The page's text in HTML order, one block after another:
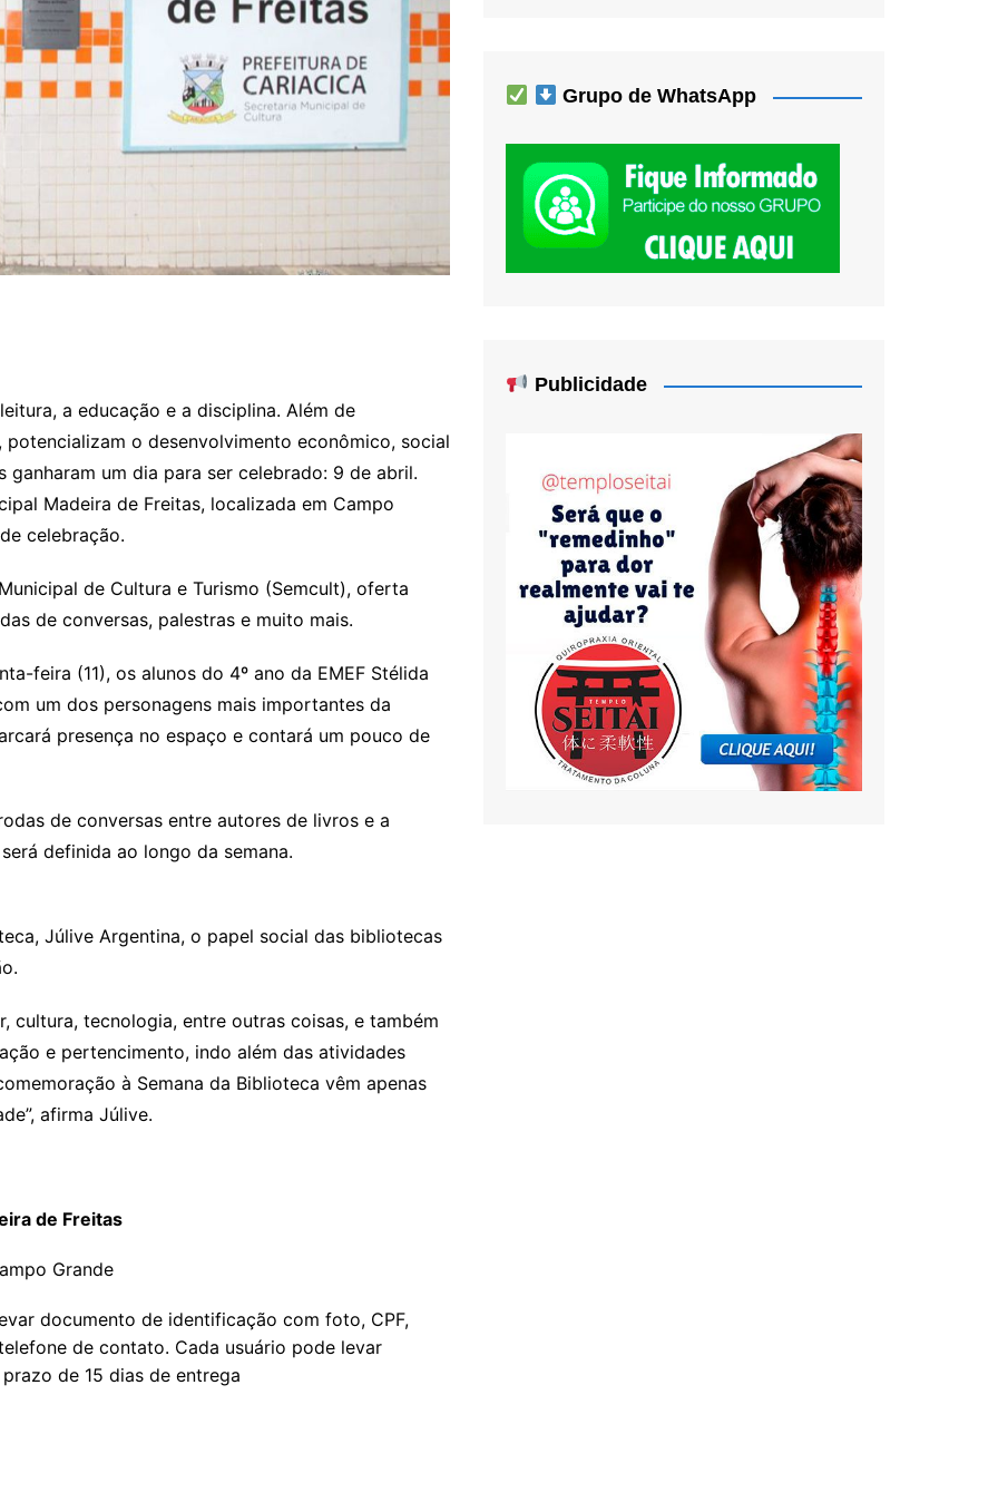
a educação e a disciplina. Além de
o desenvolvimento econômico, social
um dia para ser celebrado: 9 de abril.
Madeira de Freitas, localizada em Campo
celebração.
de Cultura e Turismo (Semcult), oferta
de conversas, palestras e muito mais.
feira (11), os alunos do 4º ano da EMEF Stélida
um dos personagens mais importantes da
presença no espaço e contará um pouco de
de conversas entre autores de livros e a
definida ao longo da semana.
Júlive Argentina, o papel social das bibliotecas
cultura, tecnologia, entre outras coisas, e também
e pertencimento, indo além das atividades
à Semana da Biblioteca vêm apenas
afirma Júlive.
de Freitas
Grande
documento de identificação com foto, CPF,
de contato. Cada usuário pode levar
de 15 dias de entrega
Grupo de WhatsApp
Publicidade